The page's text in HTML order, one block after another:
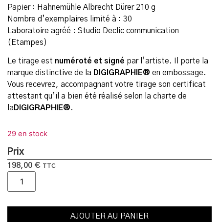
Papier : Hahnemühle Albrecht Dürer 210 g
Nombre d’exemplaires limité à : 30
Laboratoire agréé : Studio Declic communication
(Etampes)
Le tirage est numéroté et signé par l’artiste. Il porte la
marque distinctive de la DIGIGRAPHIE® en embossage.
Vous recevrez, accompagnant votre tirage son certificat
attestant qu’il a bien été réalisé selon la charte de
la DIGIGRAPHIE®.
29 en stock
Prix
198,00 € TTC
AJOUTER AU PANIER